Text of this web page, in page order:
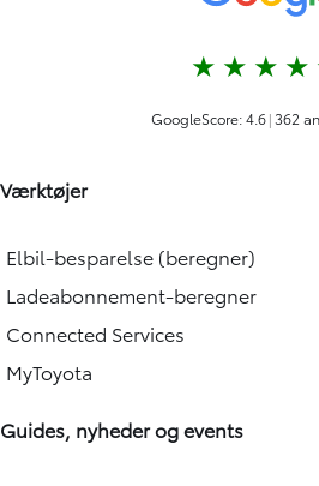
Værktøjer
Elbil-besparelse (beregner)
Ladeabonnement-beregner
Connected Services
MyToyota
Guides, nyheder og events